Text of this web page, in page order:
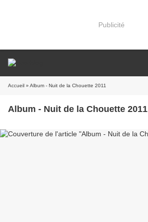
Publicité
Accueil » Album - Nuit de la Chouette 2011
Album - Nuit de la Chouette 2011